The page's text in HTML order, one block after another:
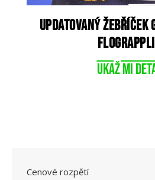
Updatovaný
Ukaž mi
Cenové rozpětí